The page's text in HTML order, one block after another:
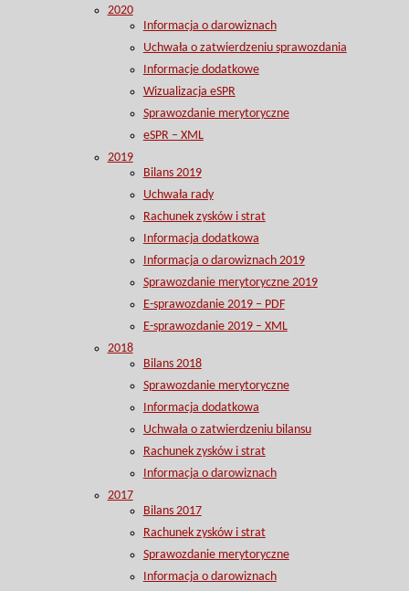
2020
Informacja o darowiznach
Uchwała o zatwierdzeniu sprawozdania
Informacje dodatkowe
Wizualizacja eSPR
Sprawozdanie merytoryczne
eSPR – XML
2019
Bilans 2019
Uchwała rady
Rachunek zysków i strat
Informacja dodatkowa
Informacja o darowiznach 2019
Sprawozdanie merytoryczne 2019
E-sprawozdanie 2019 – PDF
E-sprawozdanie 2019 – XML
2018
Bilans 2018
Sprawozdanie merytoryczne
Informacja dodatkowa
Uchwała o zatwierdzeniu bilansu
Rachunek zysków i strat
Informacja o darowiznach
2017
Bilans 2017
Rachunek zysków i strat
Sprawozdanie merytoryczne
Informacja o darowiznach